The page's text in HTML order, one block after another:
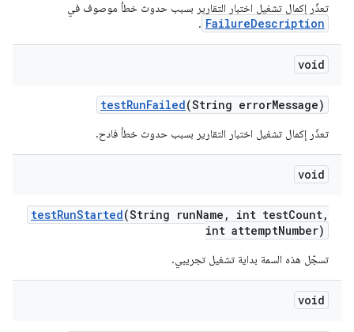
تعذّر إكمال تشغيل اختبار التقارير بسبب حدوث خطأ موصوف في
FailureDescription
.
void
testRunFailed(String errorMessage)
تعذّر إكمال تشغيل اختبار التقارير بسبب حدوث خطأ فادح.
void
testRunStarted(String runName , int testCount,
int attemptNumber)
تسجّل هذه السمة بداية تشغيل تجريبي.
void